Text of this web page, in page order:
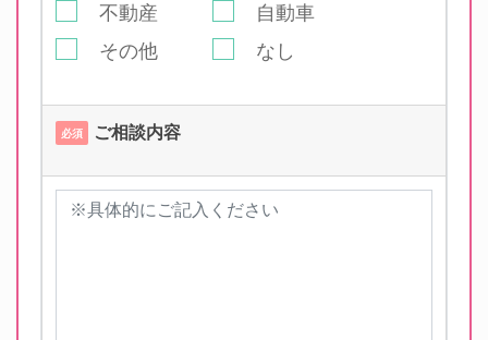
不動産
自動車
その他
なし
必須 ご相談内容